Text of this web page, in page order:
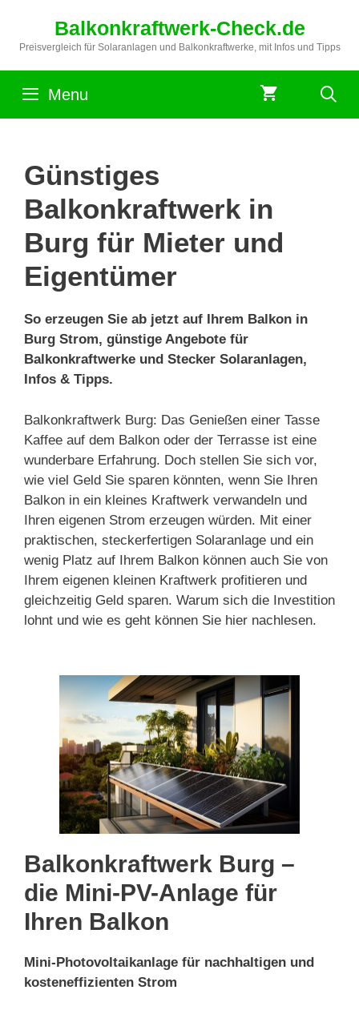
springen
Balkonkraftwerk-Check.de
Preisvergleich für Solaranlagen und Balkonkraftwerke, mit Infos und Tipps
Menu
Günstiges
Balkonkraftwerk in
Burg für Mieter und
Eigentümer
So erzeugen Sie ab jetzt auf Ihrem Balkon in
Burg Strom, günstige Angebote für
Balkonkraftwerke und Stecker Solaranlagen,
Infos & Tipps.
Balkonkraftwerk Burg: Das Genießen einer Tasse
Kaffee auf dem Balkon oder der Terrasse ist eine
wunderbare Erfahrung. Doch stellen Sie sich vor,
wie viel Geld Sie sparen könnten, wenn Sie Ihren
Balkon in ein kleines Kraftwerk verwandeln und
Ihren eigenen Strom erzeugen würden. Mit einer
praktischen, steckerfertigen Solaranlage und ein
wenig Platz auf Ihrem Balkon können auch Sie von
Ihrem eigenen kleinen Kraftwerk profitieren und
gleichzeitig Geld sparen. Warum sich die Investition
lohnt und wie es geht können Sie hier nachlesen.
Balkonkraftwerk Burg –
die Mini-PV-Anlage für
Ihren Balkon
Mini-Photovoltaikanlage für nachhaltigen und
kosteneffizienten Strom